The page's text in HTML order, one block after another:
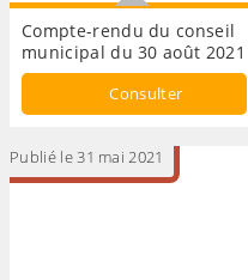
Compte-rendu du conseil
municipal du 30 août 2021
Conseil municipal
Consulter
Publié le 31 mai 2021